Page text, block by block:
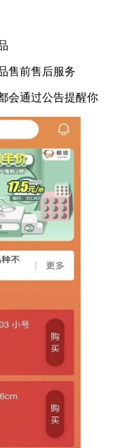
售前售后服务
会通过公告提醒你